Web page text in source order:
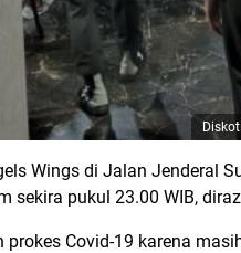
Wings di Jalan Jenderal
sekira pukul 23.00 WIB,
Covid-19 karena